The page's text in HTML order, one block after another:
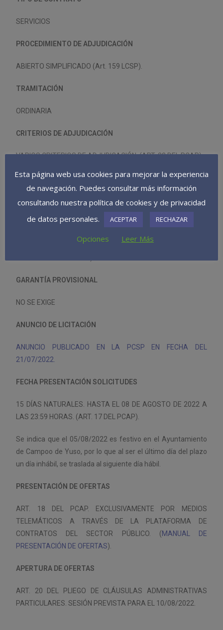
SERVICIOS
PROCEDIMIENTO DE ADJUDICACIÓN
ABIERTO SIMPLIFICADO (Art. 159 LCSP).
TRAMITACIÓN
ORDINARIA
CRITERIOS DE ADJUDICACIÓN
VARIOS CRITERIOS DE ADJUDICACIÓN. (ART. 23 DEL PCAP).
VALOR ESTIMADO DEL CONTRATO
127.195,72 € IVA EXCLUIDO.
PLAZO DE EJECUCIÓN
EL PLAZO DE EJECUCIÓN SE FIJA EN DOS AÑOS. (VER
GARANTÍA PROVISIONAL
NO SE EXIGE
ANUNCIO DE LICITACIÓN
ANUNCIO PUBLICADO EN LA PCSP EN FECHA DEL
21/07/2022.
FECHA PRESENTACIÓN SOLICITUDES
15 DÍAS NATURALES. HASTA EL 08 DE AGOSTO DE 2022 A
LAS 23:59 HORAS. (ART. 17 DEL PCAP).
Se indica que el 05/08/2022 es festivo en el Ayuntamiento
de Campoo de Yuso, por lo que al ser el último día del plazo
un día inhábil, se traslada al siguiente día hábil.
PRESENTACIÓN DE OFERTAS
ART. 18 DEL PCAP. EXCLUSIVAMENTE POR MEDIOS
TELEMÁTICOS A TRAVÉS DE LA PLATAFORMA DE
CONTRATOS DEL SECTOR PÚBLICO. (MANUAL DE
PRESENTACIÓN DE OFERTAS).
APERTURA DE OFERTAS
ART. 20 DEL PLIEGO DE CLÁUSULAS ADMINISTRATIVAS
PARTICULARES. SESIÓN PREVISTA PARA EL 10/08/2022.
Esta página web usa cookies para mejorar la experiencia
de navegación. Puedes consultar más información
consultando nuestra política de cookies y de privacidad
de datos personales.
ACEPTAR RECHAZAR
Opciones Leer Más